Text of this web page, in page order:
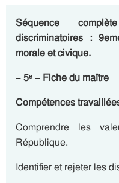
Séquence
discriminatoires :
morale et civique.
– 5ᵉ – Fiche du maître
Compétences
Comprendre les
République.
Identifier et rejeter les